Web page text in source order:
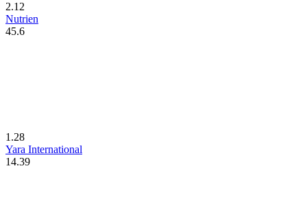
2.12
Nutrien
45.6
1.28
Yara International
14.39